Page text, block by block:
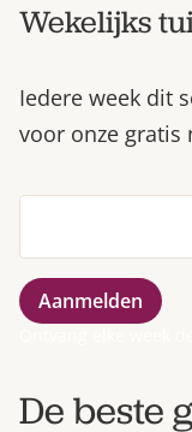
Wekelijks
Iedere week dit
voor onze gratis
De beste